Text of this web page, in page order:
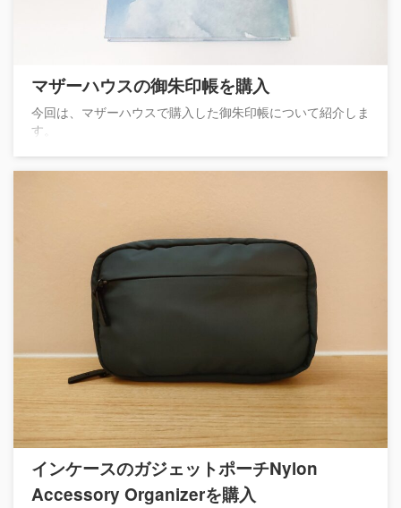
マザーハウスの御朱印帳を購入
今回は、マザーハウスで購入した御朱印帳について紹介しま
す。
インケースのガジェットポーチNylon
Accessory Organizerを購入